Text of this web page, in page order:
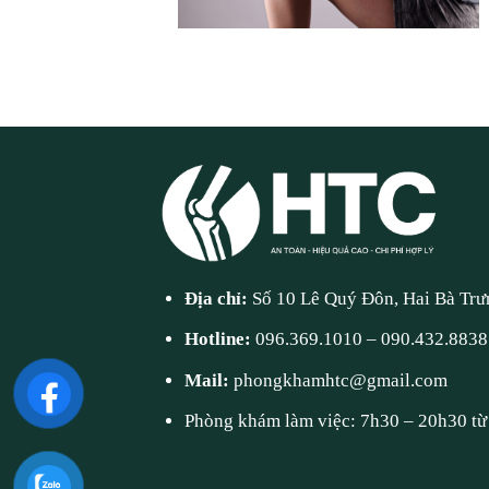
Địa chỉ: Số 10 Lê Quý Đôn, Hai Bà
Hotline:096.369.1010 –090.432.8838
Mail:phongkhamhtc@gmail.com
Phòng khám làm việc: 7h30 – 20h30